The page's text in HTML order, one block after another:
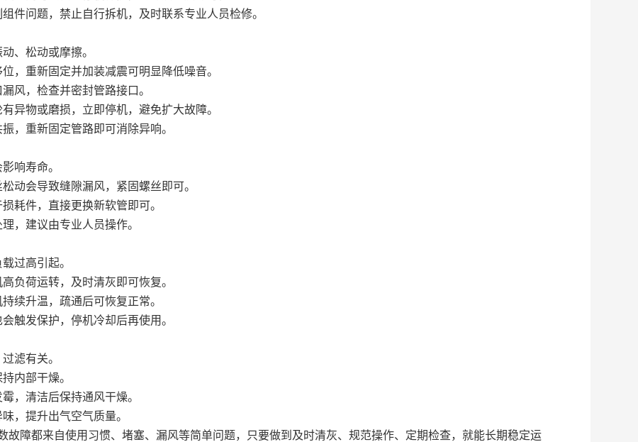
件问题，禁止自行拆机，及时联系专业人员检修。
、松动或摩擦。
，重新固定并加装减震可明显降低噪音。
风，检查并密封管路接口。
异物或磨损，立即停机，避免扩大故障。
，重新固定管路即可消除异响。
响寿命。
动会导致缝隙漏风，紧固螺丝即可。
耗件，直接更换新软管即可。
，建议由专业人员操作。
过高引起。
负荷运转，及时清灰即可恢复。
续升温，疏通后可恢复正常。
触发保护，停机冷却后再使用。
滤有关。
内部干燥。
，清洁后保持通风干燥。
，提升出气空气质量。
故障都来自使用习惯、堵塞、漏风等简单问题，只要做到及时清灰、规范操作、定期检查，就能长期稳定运